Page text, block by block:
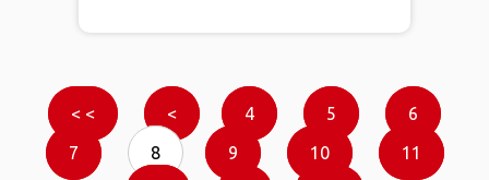
agentura Infonia poskytuje komplexní
stránek, marketingu, grafického
designu a programování. Jak tedy
můžete jako začátečník začít s
< < < 4 5
6
7
8 9 10
11